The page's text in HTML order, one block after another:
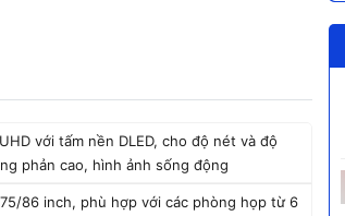
với tấm nền DLED, cho độ nét và độ
phản cao, hình ảnh sống động
86 inch, phù hợp với các phòng họp từ 6